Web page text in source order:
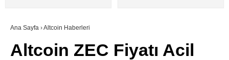
Youtube
SÖZLÜK
Ana Sayfa ›Altcoin Haberleri
Altcoin ZEC Fiyatı Acil